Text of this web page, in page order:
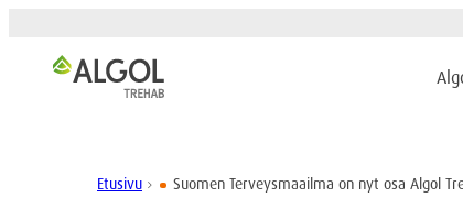
Etusivu chevron_right Suomen Terveysmaailma on nyt osa Algol